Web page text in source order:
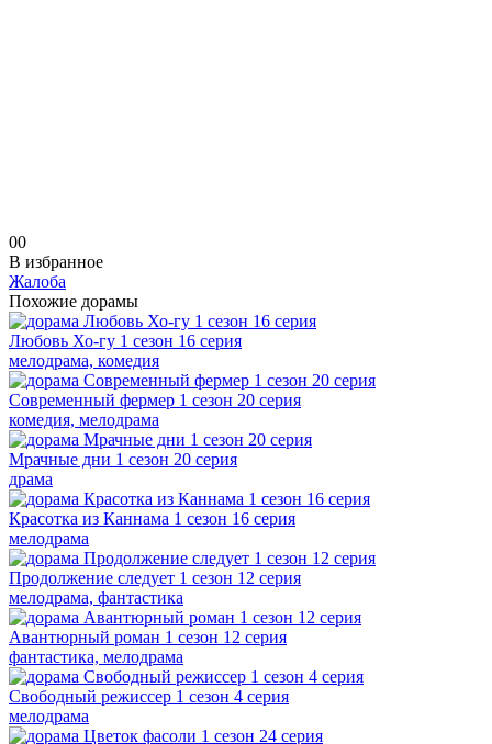
00
В избранное
Жалоба
Похожие дорамы
Любовь Хо-гу 1 сезон 16 серия
мелодрама, комедия
Современный фермер 1 сезон 20 серия
комедия, мелодрама
Мрачные дни 1 сезон 20 серия
драма
Красотка из Каннама 1 сезон 16 серия
мелодрама
Продолжение следует 1 сезон 12 серия
мелодрама, фантастика
Авантюрный роман 1 сезон 12 серия
фантастика, мелодрама
Свободный режиссер 1 сезон 4 серия
мелодрама